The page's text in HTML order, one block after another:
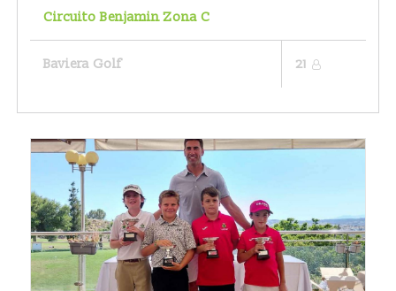
Circuito Benjamin Zona C
Baviera Golf 21